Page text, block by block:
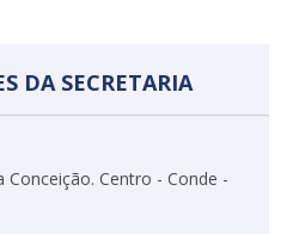
DA SECRETARIA
Conceição. Centro - Conde -